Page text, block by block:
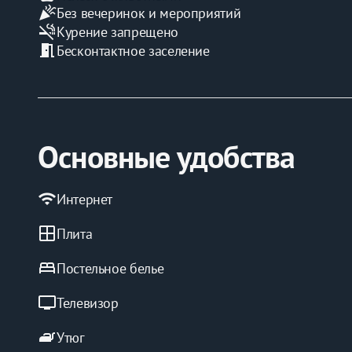
Лучший сервис в КМВ: подтверждено нашими
Мы гордимся тем, что наши гости отмечают
celebrationБез вечеринок и мероприятий
smoke_freeКурение запрещено
meeting_room Бесконтактное заселение
Основные удобства
wifiИнтернет
windowПлита
bedПостельное белье
tvТелевизор
ironУтюг